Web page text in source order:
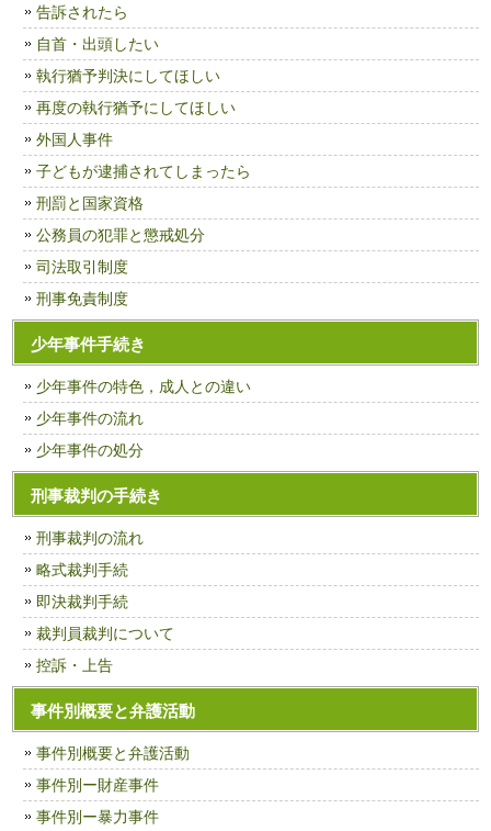
告訴されたら
自首・出頭したい
執行猶予判決にしてほしい
再度の執行猶予にしてほしい
外国人事件
子どもが逮捕されてしまったら
刑罰と国家資格
公務員の犯罪と懲戒処分
司法取引制度
刑事免責制度
少年事件手続き
少年事件の特色，成人との違い
少年事件の流れ
少年事件の処分
刑事裁判の手続き
刑事裁判の流れ
略式裁判手続
即決裁判手続
裁判員裁判について
控訴・上告
事件別概要と弁護活動
事件別概要と弁護活動
事件別ー財産事件
事件別ー暴力事件